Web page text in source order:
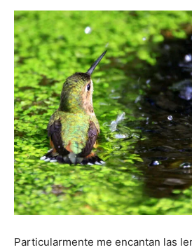
Particularmente me encantan las